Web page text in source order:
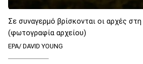
Σε συναγερμό βρίσκονται οι αρχές στη
(φωτογραφία αρχείου)
EPA/ DAVID YOUNG